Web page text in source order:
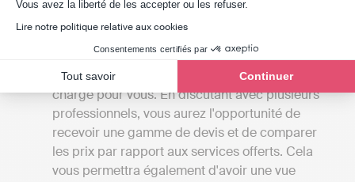
Vous avez la liberté de les accepter ou les refuser.
Lire notre politique relative aux cookies
Consentements certifiés par
Tout savoir Continuer
avec eux. La variété des services qu'un expert-
comptable peut offrir est vaste, et le prix
dépendra du volume de tâches qu'il prendra en
charge pour vous. En discutant avec plusieurs
professionnels, vous aurez l'opportunité de
recevoir une gamme de devis et de comparer
les prix par rapport aux services offerts. Cela
vous permettra également d'avoir une vue